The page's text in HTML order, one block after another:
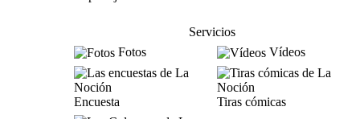
Servicios
Fotos
Vídeos
Encuesta Tiras cómicas